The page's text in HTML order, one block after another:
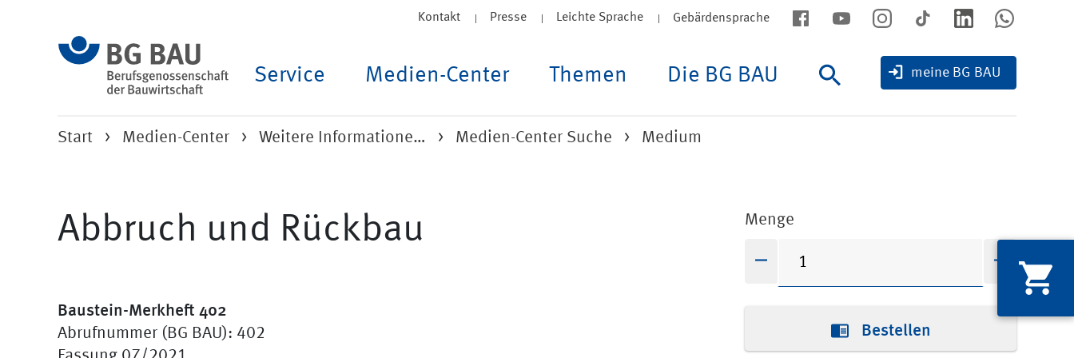
Kontakt Presse Leichte Sprache Gebärdensprache
Service Medien-Center Themen Die BG BAU Suche meine BG BAU
Start Medien-Center Weitere Informatione… Medien-Center Suche Medium
Abbruch und Rückbau
Baustein-Merkheft 402
Abrufnummer (BG BAU): 402
Menge
Bestellen